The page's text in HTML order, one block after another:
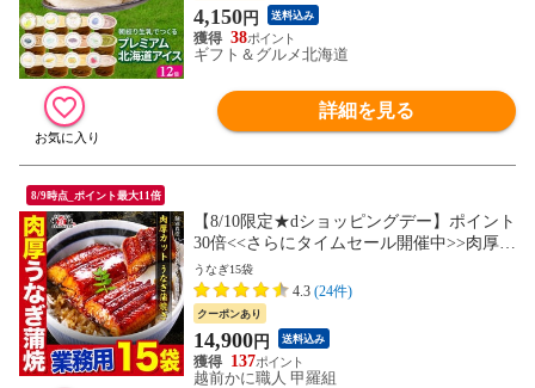
ョコレート バニラ お菓子 セット 牛乳アイ
ス 内祝い チョコ ミルク 長沼 道産 バラエ
ティセット 26keiro
4,150円 送料込み
38
ギフト＆グルメ北海道
詳細を見る
8/9時点_ポイント最大11倍
【8/10限定★dショッピングデー】ポイント
30倍<<さらにタイムセール開催中>>肉厚カ
ット うなぎ蒲焼き 1,200g（80g前後×15
袋） 鰻 ウナギ 海鮮 贈答品 ご自宅用 ギフ
ト 冷凍 送料無料 海鮮vs肉 御中元 お中元
残暑見舞い 夏ギフト
うなぎ15袋
4.3 (24件)
クーポンあり
14,900円 送料込み
137
越前かに職人 甲羅組